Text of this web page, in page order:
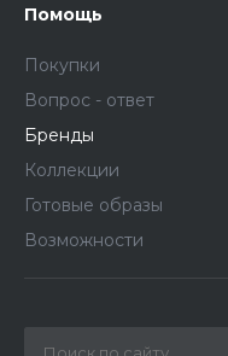
Помощь
Покупки
Вопрос - ответ
Бренды
Коллекции
Готовые образы
Возможности